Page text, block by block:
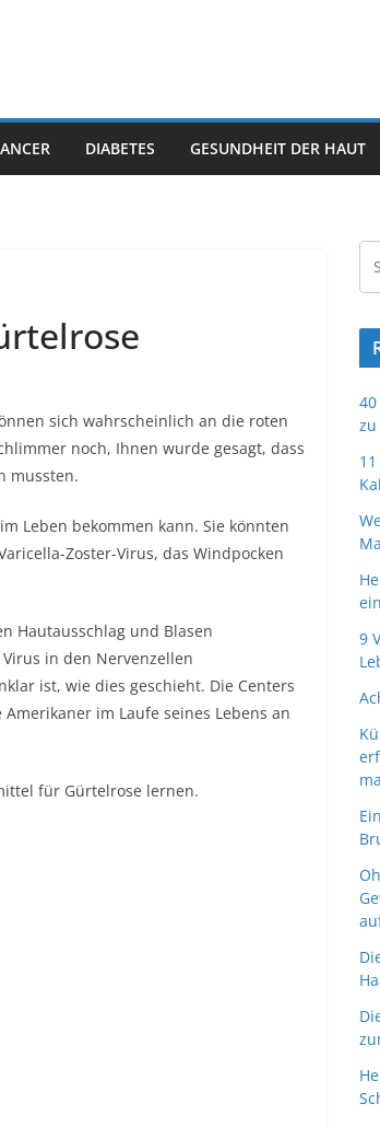
DIABETES GESUNDHEIT DER HAUT
sich wahrscheinlich an die roten
noch, Ihnen wurde gesagt, dass
mussten.
Leben bekommen kann. Sie könnten
Zoster-Virus, das Windpocken
Hautausschlag und Blasen
in den Nervenzellen
ist, wie dies geschieht. Die Centers
im Laufe seines Lebens an
für Gürtelrose lernen.
9